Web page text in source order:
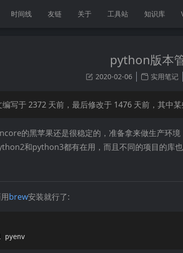
时间线 友链 关于 工具站 知识库
python版本
2020-02-06 实用笔记
编写于2372 天前，最后修改于 1476 天前，其中某
的黑苹果还是很稳定的，准备拿来做生产环
和python3都有在用，而且不同的项目的库
brew安装就行了: